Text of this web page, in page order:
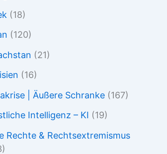
(18)
(120)
(21)
(16)
| Äußere Schranke (167)
Intelligenz – KI (19)
Rechte & Rechtsextremismus